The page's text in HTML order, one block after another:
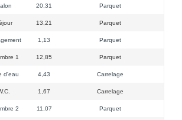
20,31 Parquet
13,21 Parquet
1,13 Parquet
1 12,85 Parquet
d'eau 4,43 Carrelage
1,67 Carrelage
2 11,07 Parquet